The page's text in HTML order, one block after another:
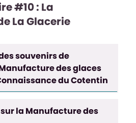
#10 : La
La Glacerie
souvenirs de
des glaces
du Cotentin
la Manufacture des